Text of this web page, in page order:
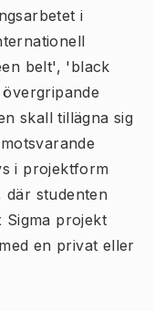
i
belt', 'black
skall tillägna sig
i projektform
där studenten
Sigma projekt
en privat eller